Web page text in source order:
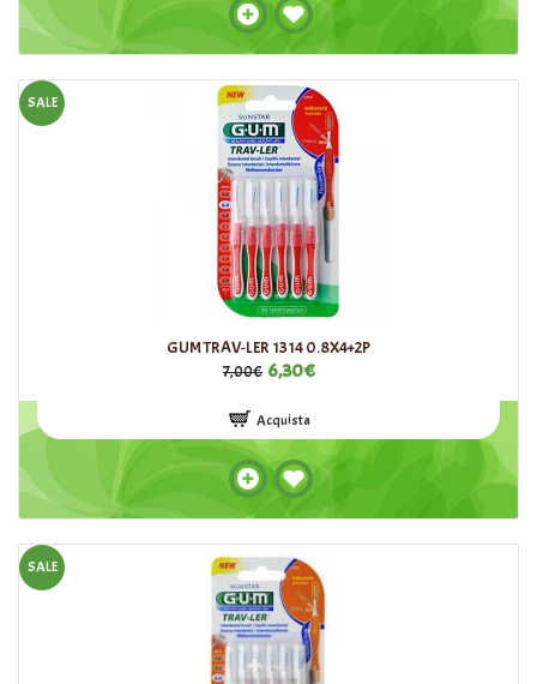
SALE
GUM TRAV-LER 1314 0.8X4+2P
7,00€ 6,30€
Acquista
SALE